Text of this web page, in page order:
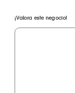
¡Valora este negocio!